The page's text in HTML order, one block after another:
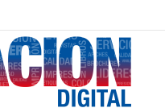
Grosor 2.3 mm
Dos caras: las dos caras a color
kraft